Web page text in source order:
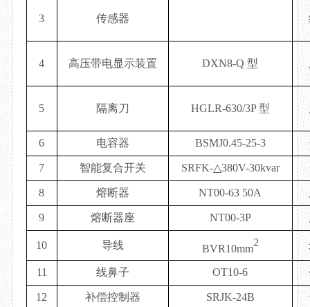
3 传感器
4 高压带电显示装置 DXN8-Q 型
5 隔离刀 HGLR-630/3P 型
6 电容器 BSMJ0.45-25-3
7 智能复合开关 SRFK-△380V-30kvar
8 熔断器 NT00-63 50A
9 熔断器座 NT00-3P
10 导线 BVR10mm
2
11 线鼻子 OT10-6
12 补偿控制器 SRJK-24B